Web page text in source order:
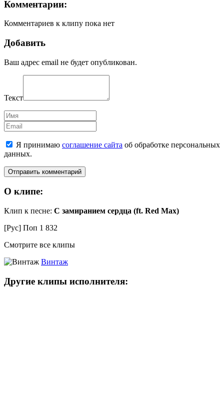
Комментарии:
Комментариев к клипу пока нет
Добавить
Ваш адрес email не будет опубликован.
Текст
Имя
Email
Я принимаю соглашение сайта об обработке персональных
данных.
О клипе:
Клип к песне: С замиранием сердца (ft. Red Max)
[Рус] Поп 1 832
Смотрите все клипы
Винтаж
Другие клипы исполнителя: